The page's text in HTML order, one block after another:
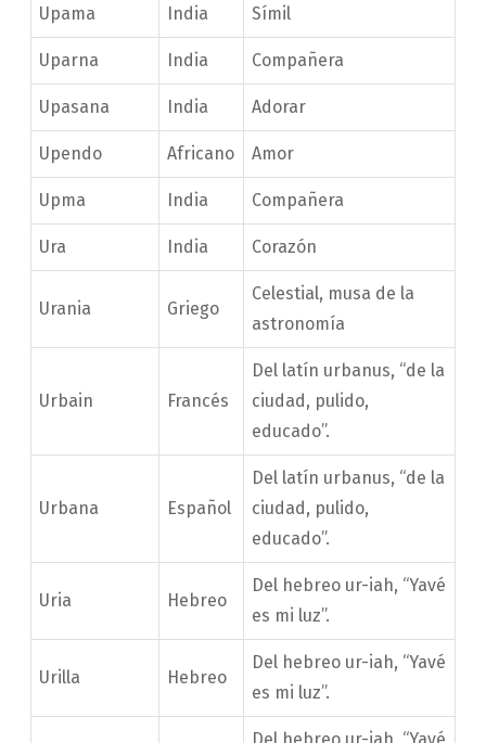
Upama India Símil
Uparna India Compañera
Upasana India Adorar
Upendo Africano Amor
Upma India Compañera
Ura India Corazón
Urania Griego
Celestial, musa de la
astronomía
Urbain Francés
Del latín urbanus, “de la
ciudad, pulido,
educado”.
Urbana Español
Del latín urbanus, “de la
ciudad, pulido,
educado”.
Uria Hebreo
Del hebreo ur-iah, “Yavé
es mi luz”.
Urilla Hebreo
Del hebreo ur-iah, “Yavé
es mi luz”.
Del hebreo ur-iah, “Yavé